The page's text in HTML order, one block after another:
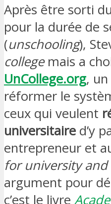
Après être sorti
pour la durée de
(unschooling),
collegemais a
UnCollege.org,
réformer le
ceux qui veulent
universitaire d’y
entrepreneur et
for university
argument pour
c’est le livre